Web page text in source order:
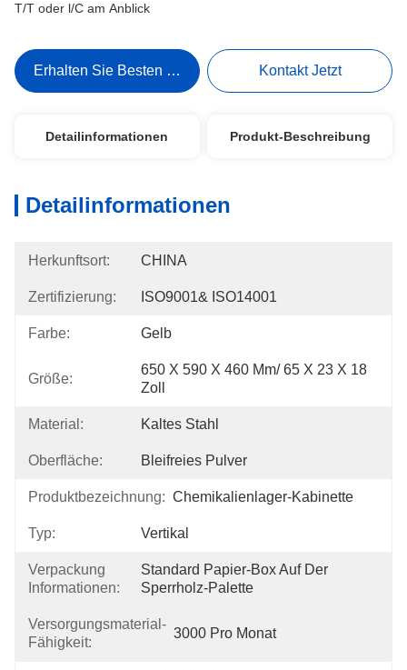
T/T oder l/C am Anblick
Erhalten Sie Besten Preis Kontakt Jetzt
Detailinformationen Produkt-Beschreibung
Detailinformationen
Herkunftsort: CHINA
Zertifizierung: ISO9001& ISO14001
Farbe: Gelb
Größe:
650 X 590 X 460 Mm/ 65 X 23 X 18
Zoll
Material: Kaltes Stahl
Oberfläche: Bleifreies Pulver
Produktbezeichnung: Chemikalienlager-Kabinette
Typ: Vertikal
Verpackung
Informationen:
Standard Papier-Box Auf Der
Sperrholz-Palette
Versorgungsmaterial-
Fähigkeit:
3000 Pro Monat